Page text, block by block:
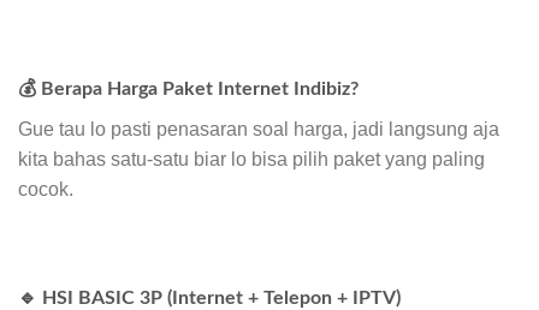
💰 Berapa Harga Paket Internet Indibiz?
Gue tau lo pasti penasaran soal harga, jadi langsung aja
kita bahas satu-satu biar lo bisa pilih paket yang paling
cocok.
🔹 HSI BASIC 3P (Internet + Telepon + IPTV)